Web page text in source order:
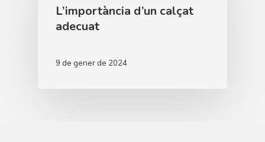
L’importància d’un calçat
adecuat
9 de gener de 2024